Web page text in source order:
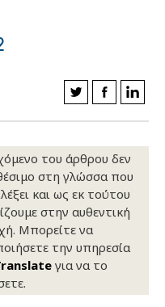
του
- Ένδυση
του άρθρου δεν
στη γλώσσα που
και ως εκ τούτου
στην αυθεντική
Μπορείτε να
την υπηρεσία
για να το